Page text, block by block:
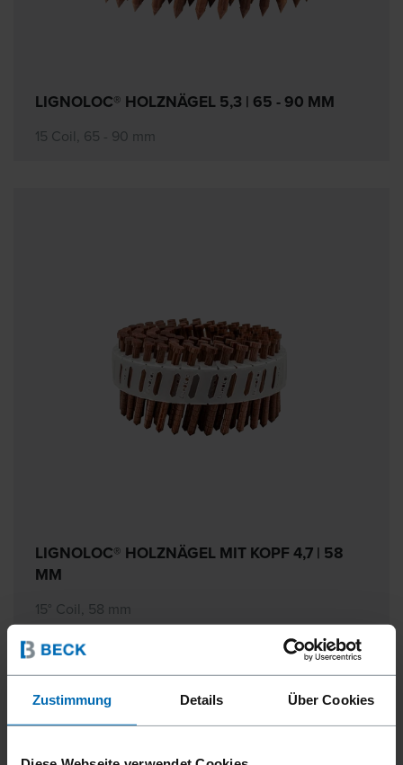
Zustimmung Details Über Cookies
LIGNOLOC® HOLZNÄGEL 5,3 | 65 - 90 MM
15 Coil, 65 - 90 mm
LIGNOLOC® HOLZNÄGEL MIT KOPF 4,7 | 58
MM
15° Coil, 58 mm